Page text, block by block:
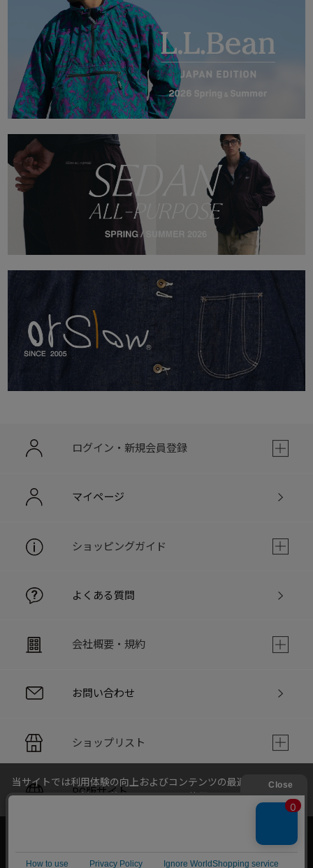
ログイン・新規会員登録
マイページ
ショッピングガイド
よくある質問
会社概要・規約
お問い合わせ
ショップリスト
PC版サイト
Copyright © LOFTMAN COMPANY. All rights reserved.
当サイトでは利用体験の向上およびコンテンツの最適な提供、ト
ラフィックの分析を目的としてCookieを使用しています。
サイトの閲覧を継続された場合、Cookieの利用に同意したことも
承諾する